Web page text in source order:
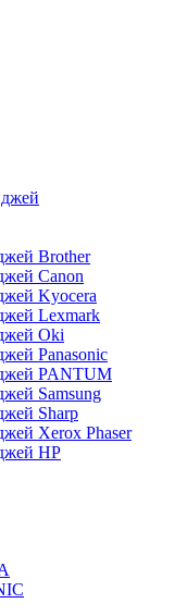
Brother
Canon
Kyocera
Lexmark
Oki
Panasonic
PANTUM
Samsung
Sharp
Xerox Phaser
НР